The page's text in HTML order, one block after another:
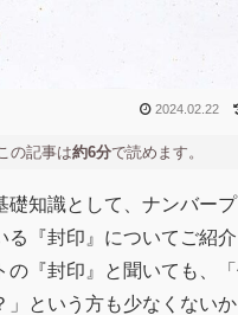
2024.02.22
この記事は約6分で読めます。
礎知識として、ナンバー
『封印』についてご紹介
の『封印』と聞いても、
」という方も少なくないか